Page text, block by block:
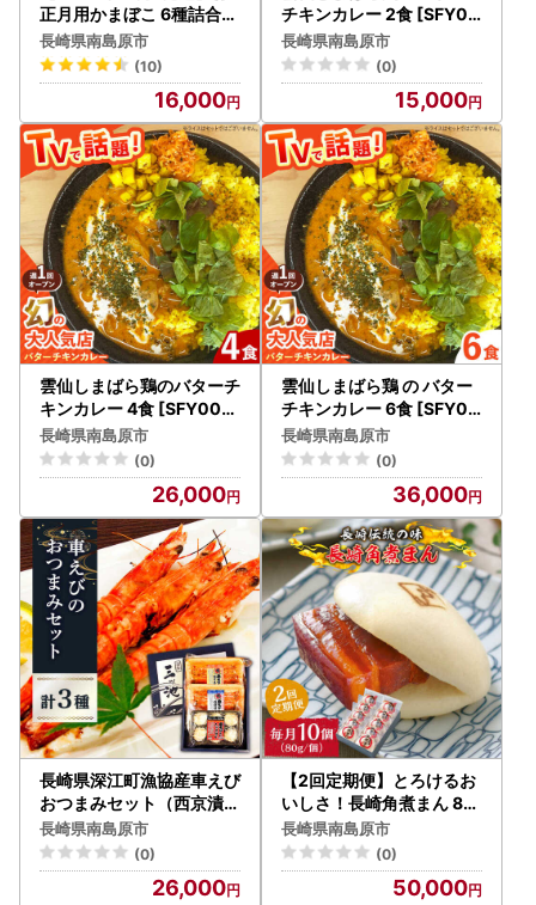
番号をお知らせいたします。
出荷のタイミングによって、返礼品の到着とメールが前後す
る場合がございます、何卒ご了承ください。
※お名前に旧字体または機種依存文字などが含まれている場
合、当市からお送りするメールにおいて、システム上一部の
メールソフトにて文字化けが発生する可能性がございます。
何卒ご了承ください。
【個人情報の取り扱いについて】
お寄せいただいた個人情報は、寄附金の受付、入金及び返礼
品発送に係る確認・連絡、各種お問い合わせ、寄附の使い道
のお知らせの広報等に利用するものであり、
それ以外の目的で使用するものではありません。返礼品発送
に関して、必要最低限の範囲において返礼品取扱い事業者に
通知します。
【南島原市で開催されるイベント情報】
感謝塔・尊敬塔などが設置され、精霊流しやステージイベン
ト、花火大会が予定されております。
皆様お誘いあわせの上ご来場ください。
2026年8月22日（土）
14:00～22:00
マリンパークありえ
【ふるさと納税の対象となる地方団体の指定について】
南島原市は令和7年9月26日付総務大臣通知「ふるさと納税
の対象となる地方団体の指定について（通知）」にて、地方
税法（昭和25年法律第226号）第37条の2第2項及び第314条
の7第2項の規定に基づき、ふるさと納税の対象となる地方団
体として指定されました。
指定対象期間は、令和7年10月1日から令和8年9月30日まで
正月用かまぼこ 6種詰合わ
せ / かまぼこ / 内田蒲鉾店
[SAH007]
長崎県南島原市
(10)
16,000
チキンカレー 2食 [SFY00
1] カレー
長崎県南島原市
(0)
15,000
雲仙しまばら鶏のバターチ
キンカレー 4食 [SFY002]
カレー
長崎県南島原市
(0)
26,000
雲仙しまばら鶏 の バター
チキンカレー 6食 [SFY00
3] カレー
長崎県南島原市
(0)
36,000
長崎県深江町漁協産車えび
おつまみセット（西京漬け
、塩糀漬け、しゅうまい）
３人前 / 南島原市 / 三ツ
池 [SCK006]
長崎県南島原市
(0)
26,000
【2回定期便】とろけるお
いしさ！長崎角煮まん 80
ｇ × 10個 入り / 角煮まん
じゅう 肉まん 中華まん /
南島原市 / ふるさと企画 [
長崎県南島原市
(0)
50,000